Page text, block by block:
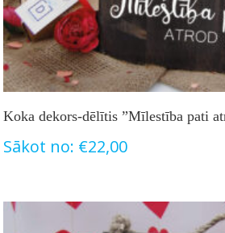
Koka dekors-dēlītis ”Mīlestība pati
Sākot no: €22,00